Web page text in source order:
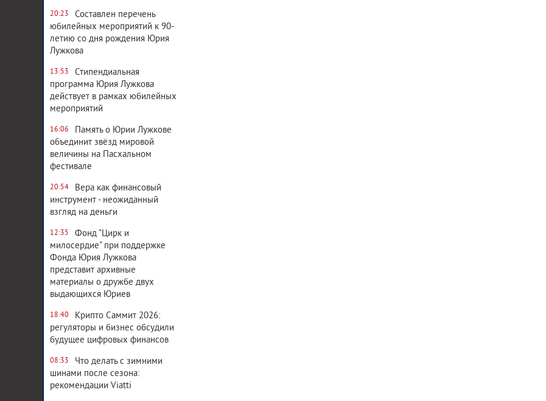
20:23
Составлен перечень
юбилейных мероприятий к 90-
летию со дня рождения Юрия
Лужкова
13:53
Стипендиальная
программа Юрия Лужкова
действует в рамках юбилейных
мероприятий
16:06
Память о Юрии Лужкове
объединит звёзд мировой
величины на Пасхальном
фестивале
20:54
Вера как финансовый
инструмент - неожиданный
взгляд на деньги
12:35
Фонд "Цирк и
милосердие" при поддержке
Фонда Юрия Лужкова
представит архивные
материалы о дружбе двух
выдающихся Юриев
18:40
Крипто Саммит 2026:
регуляторы и бизнес обсудили
будущее цифровых финансов
08:33
Что делать с зимними
шинами после сезона:
рекомендации Viatti